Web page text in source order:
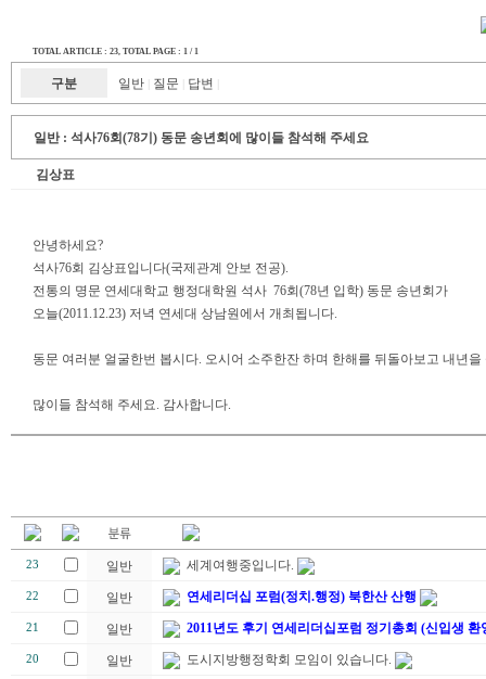
TOTAL ARTICLE : 23, TOTAL PAGE : 1 / 1
구분 일반 질문 답변
일반 : 석사76회(78기) 동문 송년회에 많이들 참석해 주세요
김상표
안녕하세요?
석사76회 김상표입니다(국제관계 안보 전공).
전통의 명문 연세대학교 행정대학원 석사 76회(78년 입학) 동문 송년회가
오늘(2011.12.23) 저녁 연세대 상남원에서 개최됩니다.
동문 여러분 얼굴한번 봅시다. 오시어 소주한잔 하며 한해를 뒤돌아보고 내년을
많이들 참석해 주세요. 감사합니다.
23 일반 세계여행중입니다.
22 일반 연세리더십 포럼(정치.행정) 북한산 산행
21 일반 2011년도 후기 연세리더십포럼 정기총회 (신입생
20 일반 도시지방행정학회 모임이 있습니다.